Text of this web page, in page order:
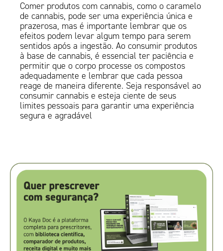
Comer produtos com cannabis, como o caramelo
de cannabis, pode ser uma experiência única e
prazerosa, mas é importante lembrar que os
efeitos podem levar algum tempo para serem
sentidos após a ingestão. Ao consumir produtos
à base de cannabis, é essencial ter paciência e
permitir que o corpo processe os compostos
adequadamente e lembrar que cada pessoa
reage de maneira diferente. Seja responsável ao
consumir cannabis e esteja ciente de seus
limites pessoais para garantir uma experiência
segura e agradável